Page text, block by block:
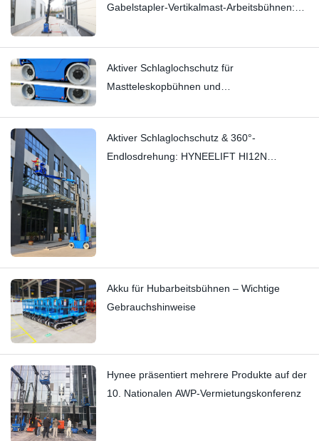
Gabelstapler-Vertikalmast-Arbeitsbühnen:
Aktiver Schlaglochschutz für
Mastteleskopbühnen und
Aktiver Schlaglochschutz & 360°-
Endlosdrehung: HYNEELIFT HI12N
Akku für Hubarbeitsbühnen – Wichtige
Gebrauchshinweise
Hynee präsentiert mehrere Produkte auf der
10. Nationalen AWP-Vermietungskonferenz